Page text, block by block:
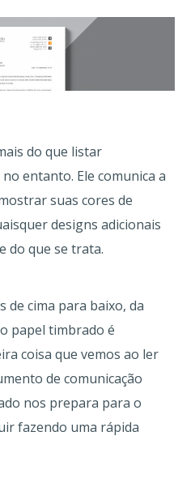
do que listar
entanto. Ele comunica a
suas cores de
designs adicionais
do que se trata.
de cima para baixo, da
papel timbrado é
coisa que vemos ao ler
de comunicação
nos prepara para o
fazendo uma rápida